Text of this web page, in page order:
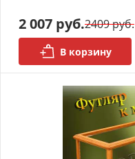
2 007 руб.2409 руб.
В корзину